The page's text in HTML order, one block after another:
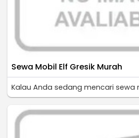
Sewa Mobil Elf Gresik Murah
Kalau Anda sedang mencari sewa